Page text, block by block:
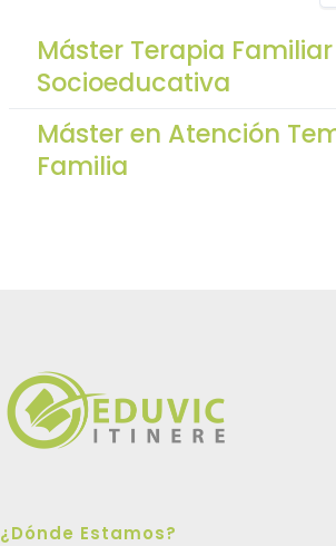
Máster Terapia Familiar
Socioeducativa
Máster en Atención
Familia
¿Dónde Estamos?